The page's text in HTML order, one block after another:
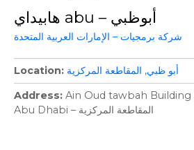
هابيداي abu – أبوظبي
شركة برمجيات – الإمارات العربية المتحدة
Location أبو ظبي المقاطعة المركزية
Address Ain Oud tawbah Building
Abu Dhabi – المقاطعة المركزية